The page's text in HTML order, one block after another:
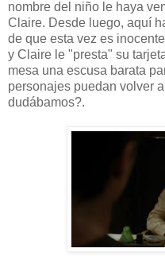
nombre del niño le haya
Claire. Desde luego, aquí
de que esta vez es
y Claire le "presta" su
mesa una escusa barata
personajes puedan volver
dudábamos?.